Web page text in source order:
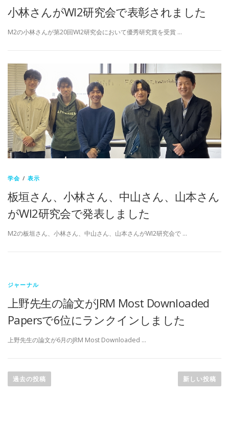
小林さんがWI2研究会で表彰されました
M2の小林さんが第20回WI2研究会において優秀研究賞を受賞 …
学会 /表示
板垣さん、小林さん、中山さん、山本さん
がWI2研究会で発表しました
M2の板垣さん、小林さん、中山さん、山本さんがWI2研究会で …
ジャーナル
上野先生の論文がJRM Most Downloaded
Papersで6位にランクインしました
上野先生の論文が6月のJRM Most Downloaded …
稿
過去の投稿 新しい投稿